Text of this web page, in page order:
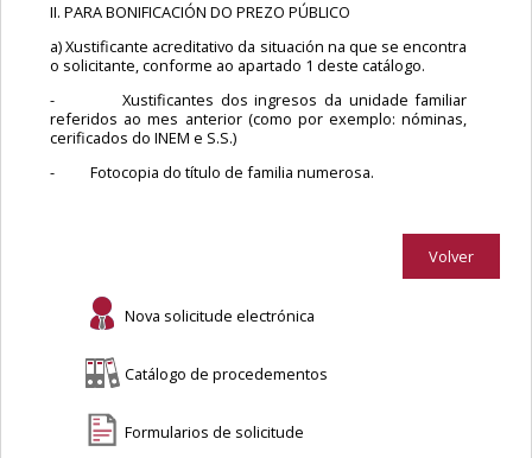
II. PARA BONIFICACIÓN DO PREZO PÚBLICO
a) Xustificante acreditativo da situación na que se encontra
o solicitante, conforme ao apartado 1 deste catálogo.
- Xustificantes dos ingresos da unidade familiar
referidos ao mes anterior (como por exemplo: nóminas,
cerificados do INEM e S.S.)
- Fotocopia do título de familia numerosa.
Volver
Nova solicitude electrónica
Catálogo de procedementos
Formularios de solicitude